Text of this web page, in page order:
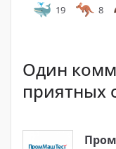
19 8
Один
приятных